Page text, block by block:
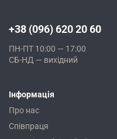
+38 (096) 620 20 60
ПН-ПТ 10:00 — 17:00
СБ-НД — вихідний
Інформація
Про нас
Співпраця